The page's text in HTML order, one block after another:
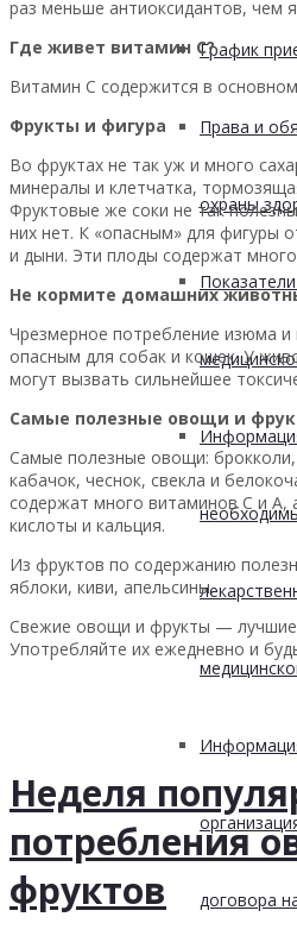
График
Права и
охраны
договора
раз меньше антиоксидантов, чем
Где живет витамин С?
Витамин С содержится в
Фрукты и фигура
Во фруктах не так уж и много
минералы и клетчатка,
Фруктовые же соки не так
них нет. К «опасным» для фигуры
и дыни. Эти плоды содержат
Не кормите домашних
Чрезмерное потребление изюма
опасным для собак и кошек. У
могут вызвать сильнейшее
Самые полезные овощи и
Самые полезные овощи:
кабачок, чеснок, свекла и
содержат много витаминов С и А,
кислоты и кальция.
Из фруктов по содержанию
яблоки, киви, апельсины.
Свежие овощи и фрукты — лучшие
Употребляйте их ежедневно и
Неделя
потребления
фруктов